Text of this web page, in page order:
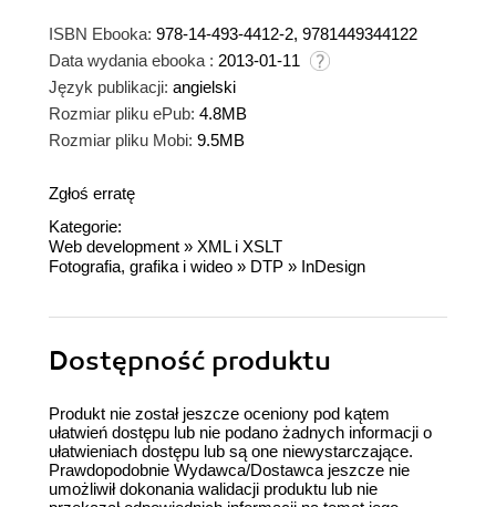
ISBN Ebooka: 978-14-493-4412-2, 9781449344122
Data wydania ebooka : 2013-01-11
Język publikacji: angielski
Rozmiar pliku ePub: 4.8MB
Rozmiar pliku Mobi: 9.5MB
Zgłoś erratę
Kategorie:
Web development » XML i XSLT
Fotografia, grafika i wideo » DTP » InDesign
Dostępność produktu
Produkt nie został jeszcze oceniony pod kątem
ułatwień dostępu lub nie podano żadnych informacji o
ułatwieniach dostępu lub są one niewystarczające.
Prawdopodobnie Wydawca/Dostawca jeszcze nie
umożliwił dokonania walidacji produktu lub nie